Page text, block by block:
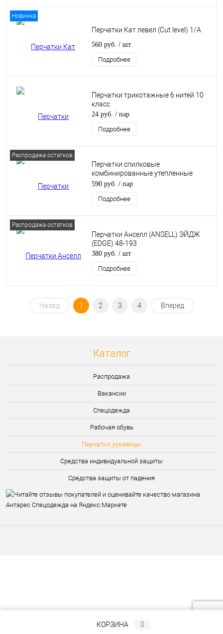
Новинка
Перчатки Кат левел (Cut level) 1/А
560 руб. / шт
Подробнее
Перчатки трикотажные 6 нитей 10
класс
24 руб. / пар
Подробнее
Распродажа остатков
Перчатки спилковые
комбинированные утепленные
Сибирь (Siberia) 0385-11
590 руб. / пар
Подробнее
Распродажа остатков
Перчатки Анселл (ANSELL) ЭЙДЖ
(EDGE) 48-193
380 руб. / шт
Подробнее
Назад 1 2 3 4 Вперед
Каталог
Распродажа
Вакансии
Спецодежда
Рабочая обувь
Перчатки, рукавицы
Средства индивидуальной защиты
Средства защиты от падения
КОРЗИНА 0